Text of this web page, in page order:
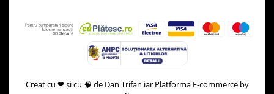
Creat cu ❤ și cu 🧠 de Dan Trifan iar Platforma E-commerce by